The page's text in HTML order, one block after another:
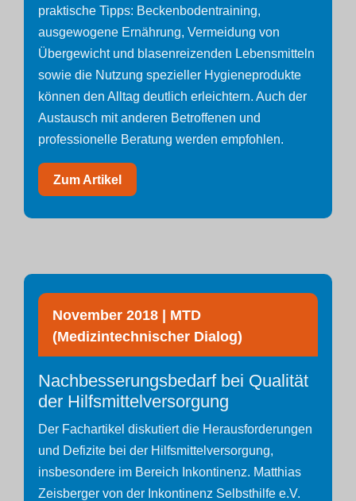
praktische Tipps: Beckenbodentraining,
ausgewogene Ernährung, Vermeidung von
Übergewicht und blasenreizenden Lebensmitteln
sowie die Nutzung spezieller Hygieneprodukte
können den Alltag deutlich erleichtern. Auch der
Austausch mit anderen Betroffenen und
professionelle Beratung werden empfohlen.
Zum Artikel
November 2018 | MTD
(Medizintechnischer Dialog)
Nachbesserungsbedarf bei Qualität
der Hilfsmittelversorgung
Der Fachartikel diskutiert die Herausforderungen
und Defizite bei der Hilfsmittelversorgung,
insbesondere im Bereich Inkontinenz. Matthias
Zeisberger von der Inkontinenz Selbsthilfe e.V.